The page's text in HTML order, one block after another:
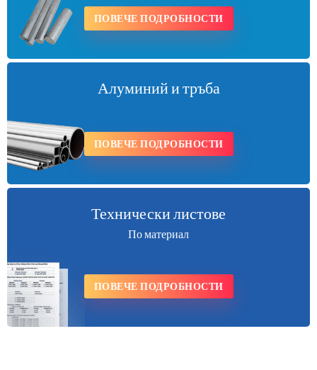
ПОВЕЧЕ ПОДРОБНОСТИ
Алуминий и тръба
ПОВЕЧЕ ПОДРОБНОСТИ
Технически листове
По материал
ПОВЕЧЕ ПОДРОБНОСТИ